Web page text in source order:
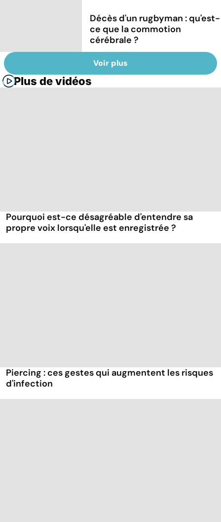
Décès d'un rugbyman : qu'est-
ce que la commotion
cérébrale ?
Voir plus
Plus de vidéos
Pourquoi est-ce désagréable d'entendre sa
propre voix lorsqu'elle est enregistrée ?
Piercing : ces gestes qui augmentent les risques
d'infection